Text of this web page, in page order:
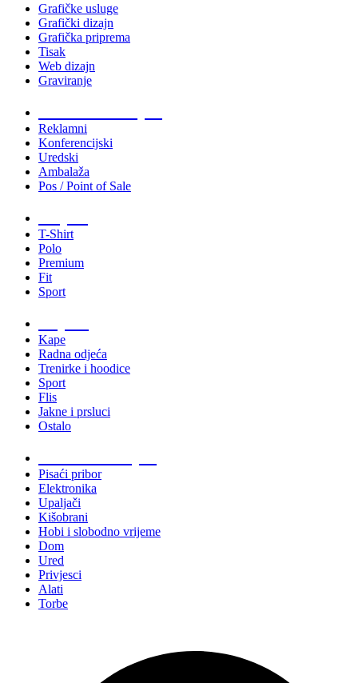
Grafičke usluge
Grafički dizajn
Grafička priprema
Tisak
Web dizajn
Graviranje
Reklamni
Konferencijski
Uredski
Ambalaža
Pos / Point of Sale
T-Shirt
Polo
Premium
Fit
Sport
Kape
Radna odjeća
Trenirke i hoodice
Sport
Flis
Jakne i prsluci
Ostalo
Pisaći pribor
Elektronika
Upaljači
Kišobrani
Hobi i slobodno vrijeme
Dom
Ured
Privjesci
Alati
Torbe